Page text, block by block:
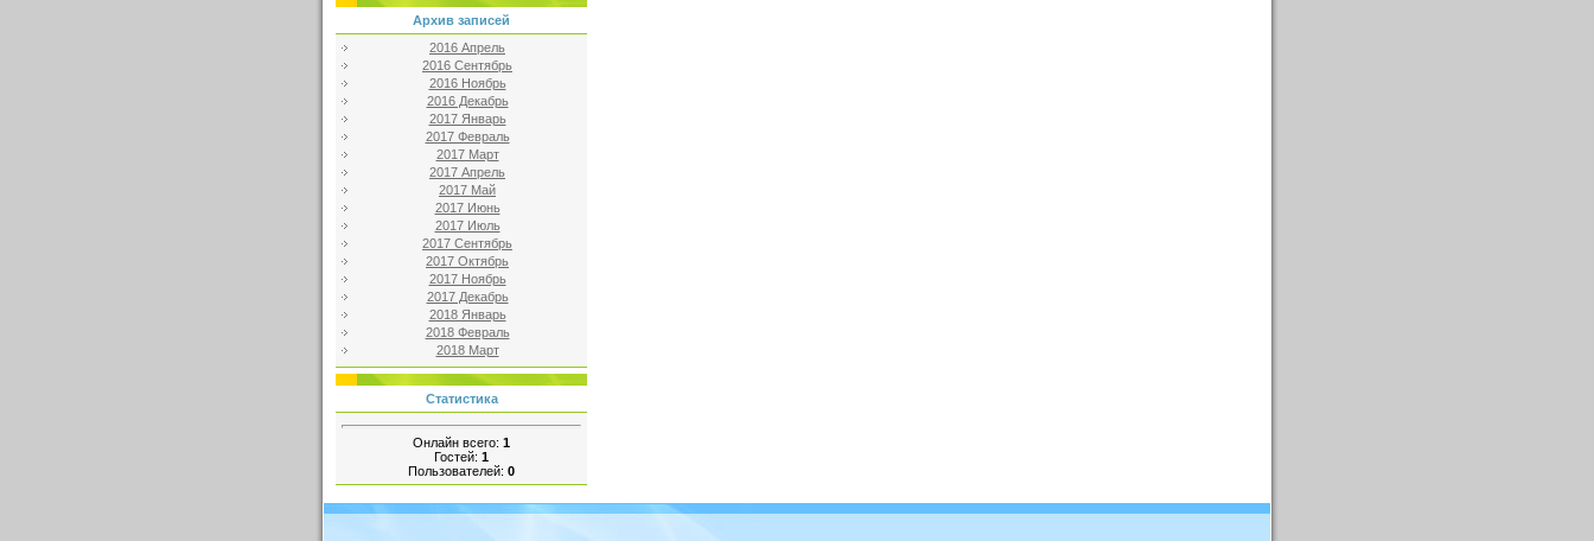
Архив записей
2016 Апрель
2016 Сентябрь
2016 Ноябрь
2016 Декабрь
2017 Январь
2017 Февраль
2017 Март
2017 Апрель
2017 Май
2017 Июнь
2017 Июль
2017 Сентябрь
2017 Октябрь
2017 Ноябрь
2017 Декабрь
2018 Январь
2018 Февраль
2018 Март
Статистика
Онлайн всего: 1
Гостей: 1
Пользователей: 0